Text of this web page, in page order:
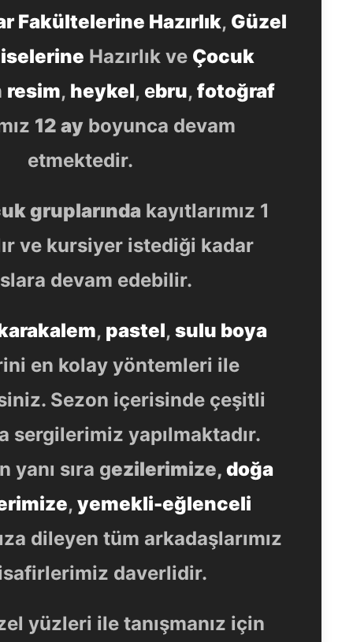
Fakültelerine Hazırlık, Güzel
Hazırlık ve Çocuk
resim, heykel, ebru, fotoğraf
12 ay boyunca devam
etmektedir.
gruplarında kayıtlarımız 1
ve kursiyer istediği kadar
devam edebilir.
, pastel, sulu boya
en kolay yöntemleri ile
Sezon içerisinde çeşitli
sergilerimiz yapılmaktadır.
yanı sıra gezilerimize, doğa
, yemekli-eğlenceli
dileyen tüm arkadaşlarımız
daverlidir.
yüzleri ile tanışmanız için